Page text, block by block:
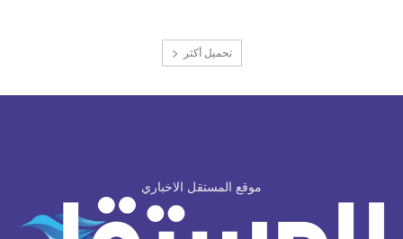
تحميل أكثر
موقع المستقل الاخباري